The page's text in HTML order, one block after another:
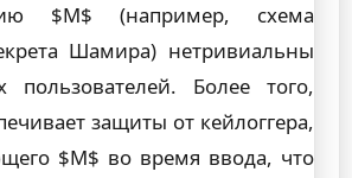
$M$ (например, схема
Шамира) нетривиальны
пользователей. Более того,
защиты от кейлоггера,
$M$ во время ввода, что